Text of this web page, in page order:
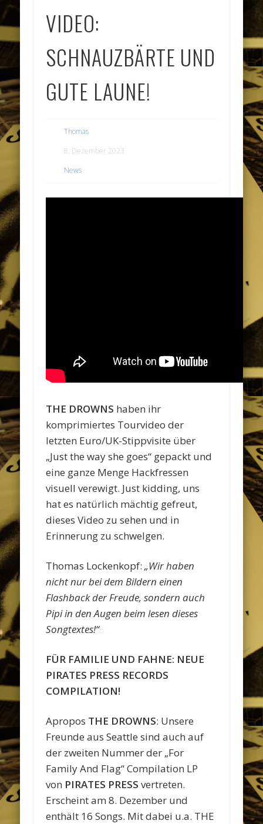
VIDEO:
SCHNAUZBÄRTE UND
GUTE LAUNE!
Thomas
8. Dezember 2023
News
THE DROWNS haben ihr
komprimiertes Tourvideo der
letzten Euro/UK-Stippvisite über
„Just the way she goes“ gepackt und
eine ganze Menge Hackfressen
visuell verewigt. Just kidding, uns
hat es natürlich mächtig gefreut,
dieses Video zu sehen und in
Erinnerung zu schwelgen.
Thomas Lockenkopf:„Wir haben
nicht nur bei dem Bildern einen
Flashback der Freude, sondern auch
Pipi in den Augen beim lesen dieses
Songtextes!“
FÜR FAMILIE UND FAHNE: NEUE
PIRATES PRESS RECORDS
COMPILATION!
Apropos THE DROWNS: Unsere
Freunde aus Seattle sind auch auf
der zweiten Nummer der „For
Family And Flag“ Compilation LP
von PIRATES PRESS vertreten.
Erscheint am 8. Dezember und
enthält 16 Songs. Mit dabei u.a. THE